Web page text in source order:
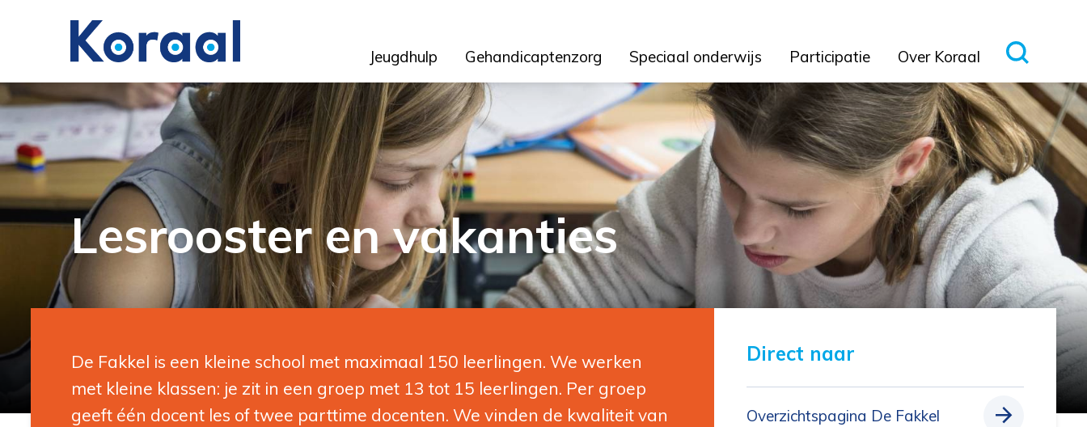
Jeugdhulp Gehandicaptenzorg Speciaal onderwijs Participatie Over Koraal
Lesrooster en vakanties
De Fakkel is een kleine school met maximaal 150 leerlingen. We werken
met kleine klassen: je zit in een groep met 13 tot 15 leerlingen. Per groep
geeft één docent les of twee parttime docenten. We vinden de kwaliteit van
Direct naar
Overzichtspagina De Fakkel